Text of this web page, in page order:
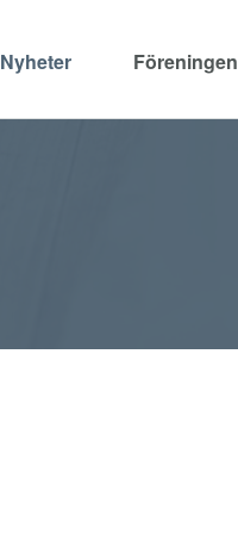
Nyheter Föreningen